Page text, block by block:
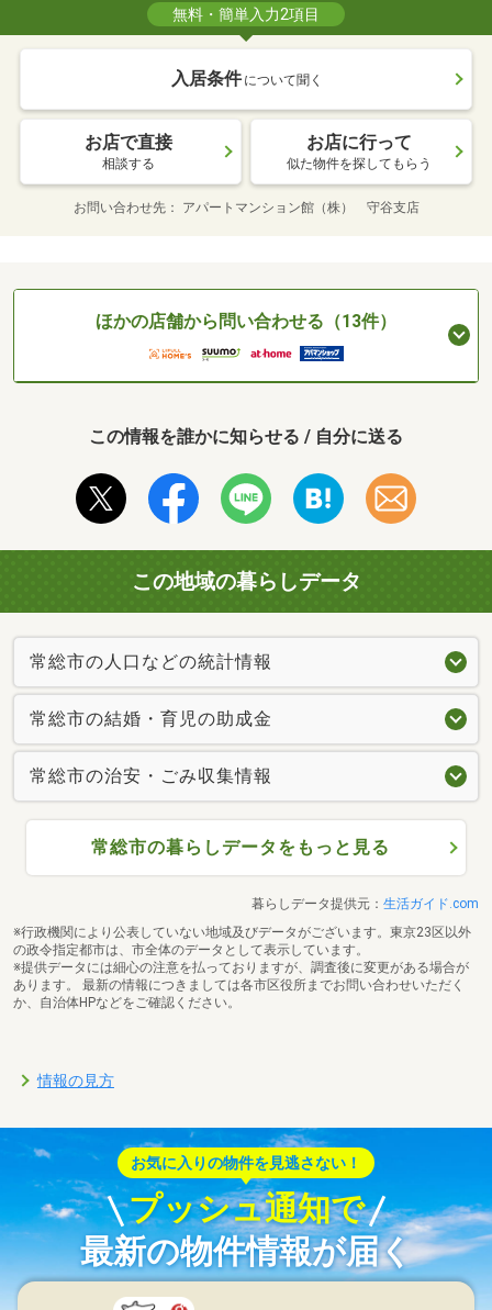
無料・簡単入力2項目
入居条件 について聞く
お店で直接
相談する
お店に行って
似た物件を探してもらう
お問い合わせ先 アパートマンション館（株） 守谷支店
ほかの店舗から問い合わせる（13件）
この情報を誰かに知らせる / 自分に送る
この地域の暮らしデータ
常総市の人口などの統計情報
常総市の結婚・育児の助成金
常総市の治安・ごみ収集情報
常総市の暮らしデータをもっと見る
暮らしデータ提供元： 生活ガイド.com
※行政機関により公表していない地域及びデータがございます。東京23区以外
の政令指定都市は、市全体のデータとして表示しています。
※提供データには細心の注意を払っておりますが、調査後に変更がある場合が
あります。 最新の情報につきましては各市区役所までお問い合わせいただく
か、自治体HPなどをご確認ください。
情報の見方
お気に入りの物件を見逃さない！
プッシュ通知で
最新の物件情報が届く